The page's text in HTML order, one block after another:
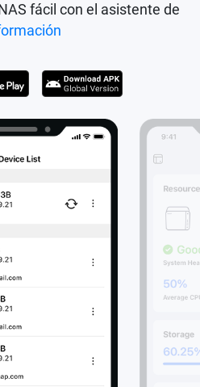
fácil con el asistente de